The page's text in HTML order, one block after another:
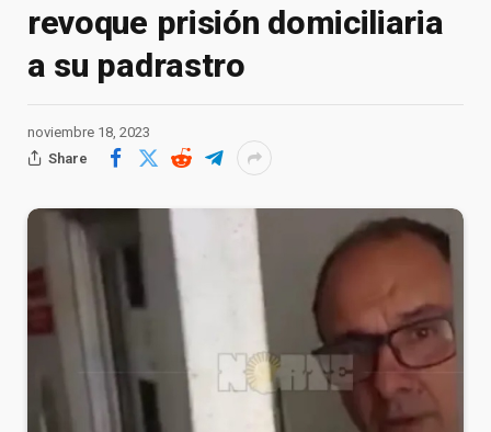
revoque prisión domiciliaria
a su padrastro
noviembre 18, 2023
Share